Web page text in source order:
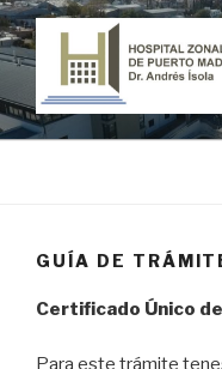
Ir
al
contenido
HOSPITAL
"Dr. Andrés Ísola"
GUÍA DE
Certificado Único